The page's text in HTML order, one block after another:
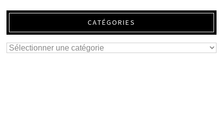
CATÉGORIES